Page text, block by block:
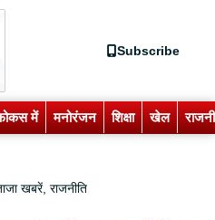
Subscribe
में मनोरंजन शिक्षा खेल
खबरें, राजनीति